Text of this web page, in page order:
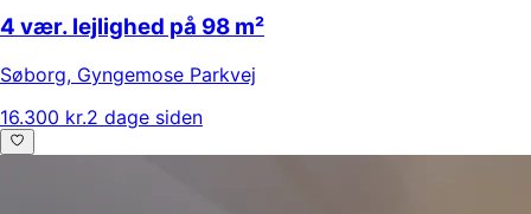
4 vær. lejlighed på 98 m²
Søborg, Gyngemose Parkvej
16.300 kr.2 dage siden